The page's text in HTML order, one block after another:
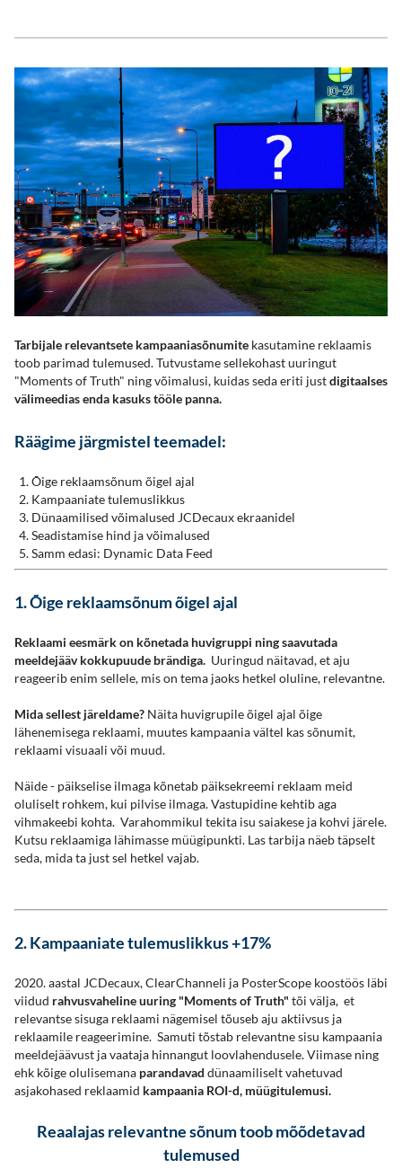
Tarbijale relevantsete kampaaniasõnumite kasutamine reklaamis
toob parimad tulemused. Tutvustame sellekohast uuringut
"Moments of Truth" ning võimalusi, kuidas seda eriti justdigitaalses
välimeedias enda kasuks tööle panna.
Räägime järgmistel teemadel:
Õige reklaamsõnum õigel ajal
Kampaaniate tulemuslikkus
Dünaamilised võimalused JCDecaux ekraanidel
Seadistamise hind ja võimalused
Samm edasi: Dynamic Data Feed
1. Õige reklaamsõnum õigel ajal
Reklaami eesmärk on kõnetada huvigruppi ning saavutada
meeldejääv kokkupuude brändiga. Uuringud näitavad, et aju
reageerib enim sellele, mis on tema jaoks hetkel oluline, relevantne.
Mida sellest järeldame? Näita huvigrupile õigel ajal õige
lähenemisega reklaami, muutes kampaania vältel kas sõnumit,
reklaami visuaali või muud.
Näide - päikselise ilmaga kõnetab päiksekreemi reklaam meid
oluliselt rohkem, kui pilvise ilmaga. Vastupidine kehtib aga
vihmakeebi kohta. Varahommikul tekita isu saiakese ja kohvi järele.
Kutsu reklaamiga lähimasse müügipunkti. Las tarbija näeb täpselt
seda, mida ta just sel hetkel vajab.
2. Kampaaniate tulemuslikkus +17%
2020. aastal JCDecaux, ClearChanneli ja PosterScope koostöös läbi
viidud rahvusvaheline uuring "Moments of Truth" tõi välja, et
relevantse sisuga reklaami nägemisel tõuseb aju aktiivsus ja
reklaamile reageerimine. Samuti tõstab relevantne sisu kampaania
meeldejäävust ja vaataja hinnangut loovlahendusele. Viimase ning
ehk kõige olulisemana parandavad dünaamiliselt vahetuvad
asjakohased reklaamid kampaania ROI-d, müügitulemusi.
Reaalajas relevantne sõnum toob mõõdetavad
tulemused